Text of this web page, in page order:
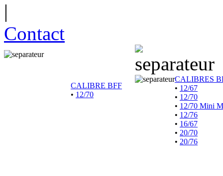
|
Contact
CALIBRE BFF
• 12/70
CALIBRES
• 12/67
• 12/70
• 12/70 Mini
• 12/76
• 16/67
• 20/70
• 20/76